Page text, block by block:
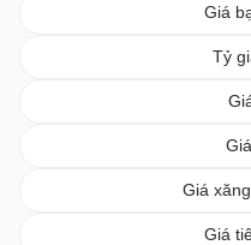
Giá
Tỷ
Giá
Giá